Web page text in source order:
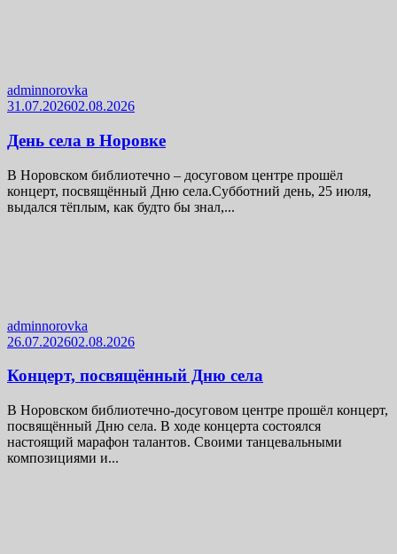
adminnorovka
31.07.202602.08.2026
День села в Норовке
В Норовском библиотечно – досуговом центре прошёл
концерт, посвящённый Дню села.Субботний день, 25 июля,
выдался тёплым, как будто бы знал,...
adminnorovka
26.07.202602.08.2026
Концерт, посвящённый Дню села
В Норовском библиотечно-досуговом центре прошёл концерт,
посвящённый Дню села. В ходе концерта состоялся
настоящий марафон талантов. Своими танцевальными
композициями и...